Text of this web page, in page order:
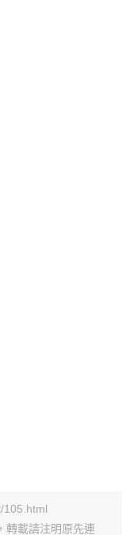
105.html
轉載請注明原先連